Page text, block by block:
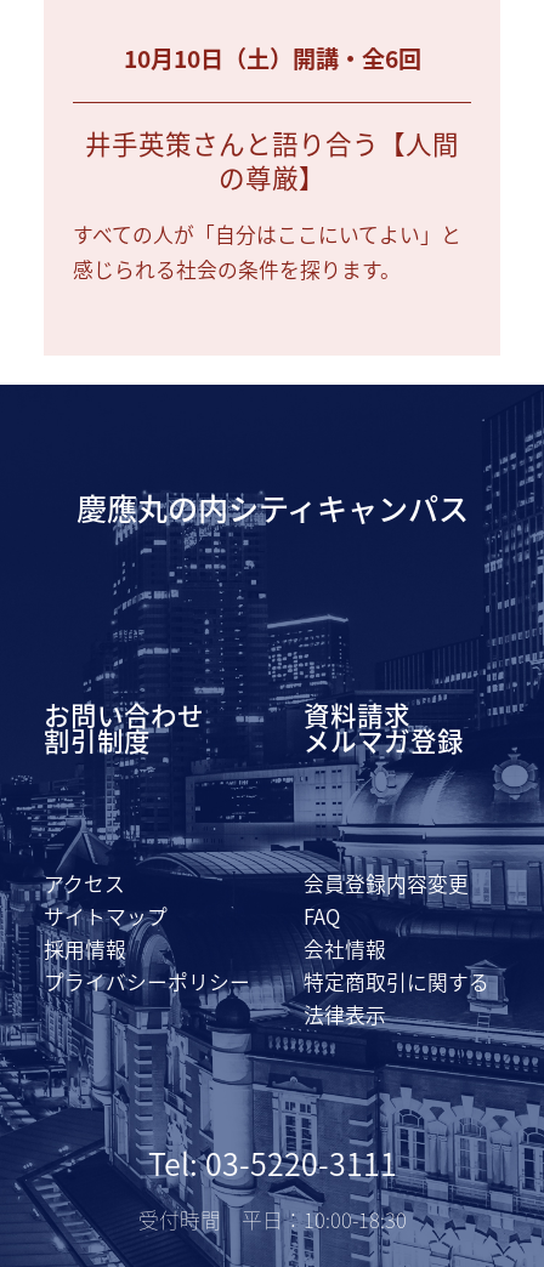
10月10日（土）開講・全6回
井手英策さんと語り合う【人間
の尊厳】
すべての人が「自分はここにいてよい」と
感じられる社会の条件を探ります。
慶應丸の内シティキャンパス
お問い合わせ 資料請求
割引制度 メルマガ登録
アクセス
会員登録内容変更
サイトマップ
FAQ
採用情報
会社情報
プライバシーポリシー
特定商取引に関する
法律表示
Tel: 03-5220-3111
受付時間 平日：10:00-18:30